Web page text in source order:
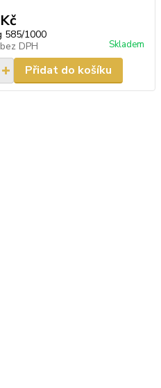
585/1000
bez DPH Skladem
Přidat do košíku